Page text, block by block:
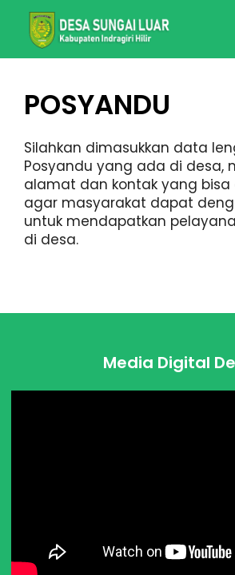
POSYANDU
Silahkan dimasukkan data
Posyandu yang ada di desa,
alamat dan kontak yang bisa
agar masyarakat dapat
untuk mendapatkan
di desa.
Media Digital